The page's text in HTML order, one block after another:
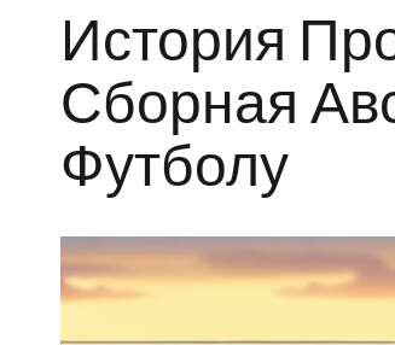
История
Сборная
Футболу